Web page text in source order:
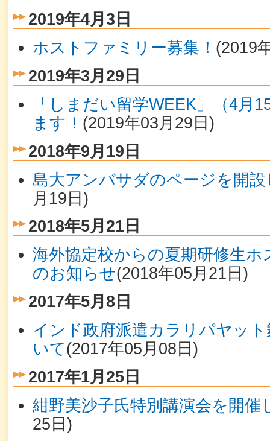
2019年4月3日
ホストファミリー募集！ (2019
2019年3月29日
「しまだい留学WEEK」（4月
ます！ (2019年03月29日 )
2018年9月19日
島大アンバサダのページを開
月19日 )
2018年5月21日
海外協定校からの夏期研修生
のお知らせ(2018年05月21日 )
2017年5月8日
インド政府派遣カラリパヤッ
いて(2017年05月08日 )
2017年1月25日
紺野美沙子氏特別講演会を開催
25日 )